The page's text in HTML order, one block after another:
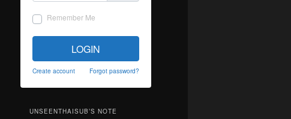
Remember Me
LOGIN
Create account Forgot password?
UNSEENTHAISUB’S NOTE